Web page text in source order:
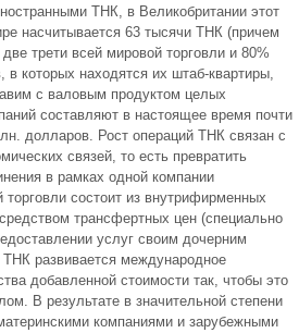
ТНК, в Великобритании этот
насчитывается 63 тысячи ТНК (причем
трети всей мировой торговли и 80%
которых находятся их штаб-квартиры,
с валовым продуктом целых
составляют в настоящее время почти
долларов. Рост операций ТНК связан с
связей, то есть превратить
в рамках одной компании
состоит из внутрифирменных
трансфертных цен (специально
услуг своим дочерним
развивается международное
добавленной стоимости так, чтобы это
В результате в значительной степени
компаниями и зарубежными